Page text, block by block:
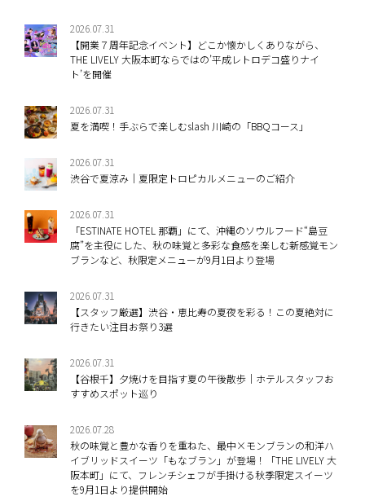
2026.07.31
【開業７周年記念イベント】どこか懐かしくありながら、
THE LIVELY 大阪本町ならではの’平成レトロデコ盛りナイ
ト’を開催
2026.07.31
夏を満喫！手ぶらで楽しむslash 川崎の「BBQコース」
2026.07.31
渋谷で夏涼み｜夏限定トロピカルメニューのご紹介
2026.07.31
「ESTINATE HOTEL 那覇」にて、沖縄のソウルフード“島豆
腐”を主役にした、秋の味覚と多彩な食感を楽しむ新感覚モン
ブランなど、秋限定メニューが9月1日より登場
2026.07.31
【スタッフ厳選】渋谷・恵比寿の夏夜を彩る！この夏絶対に
行きたい注目お祭り3選
2026.07.31
【谷根千】夕焼けを目指す夏の午後散歩｜ホテルスタッフお
すすめスポット巡り
2026.07.28
秋の味覚と豊かな香りを重ねた、最中×モンブランの和洋ハ
イブリッドスイーツ「もなブラン」が登場！「THE LIVELY 大
阪本町」にて、フレンチシェフが手掛ける秋季限定スイーツ
を9月1日より提供開始